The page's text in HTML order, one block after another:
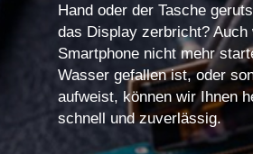
Hand oder der Tasche
das Display zerbricht? Auch
Smartphone nicht mehr
Wasser gefallen ist, oder
aufweist, können wir Ihnen
schnell und zuverlässig.